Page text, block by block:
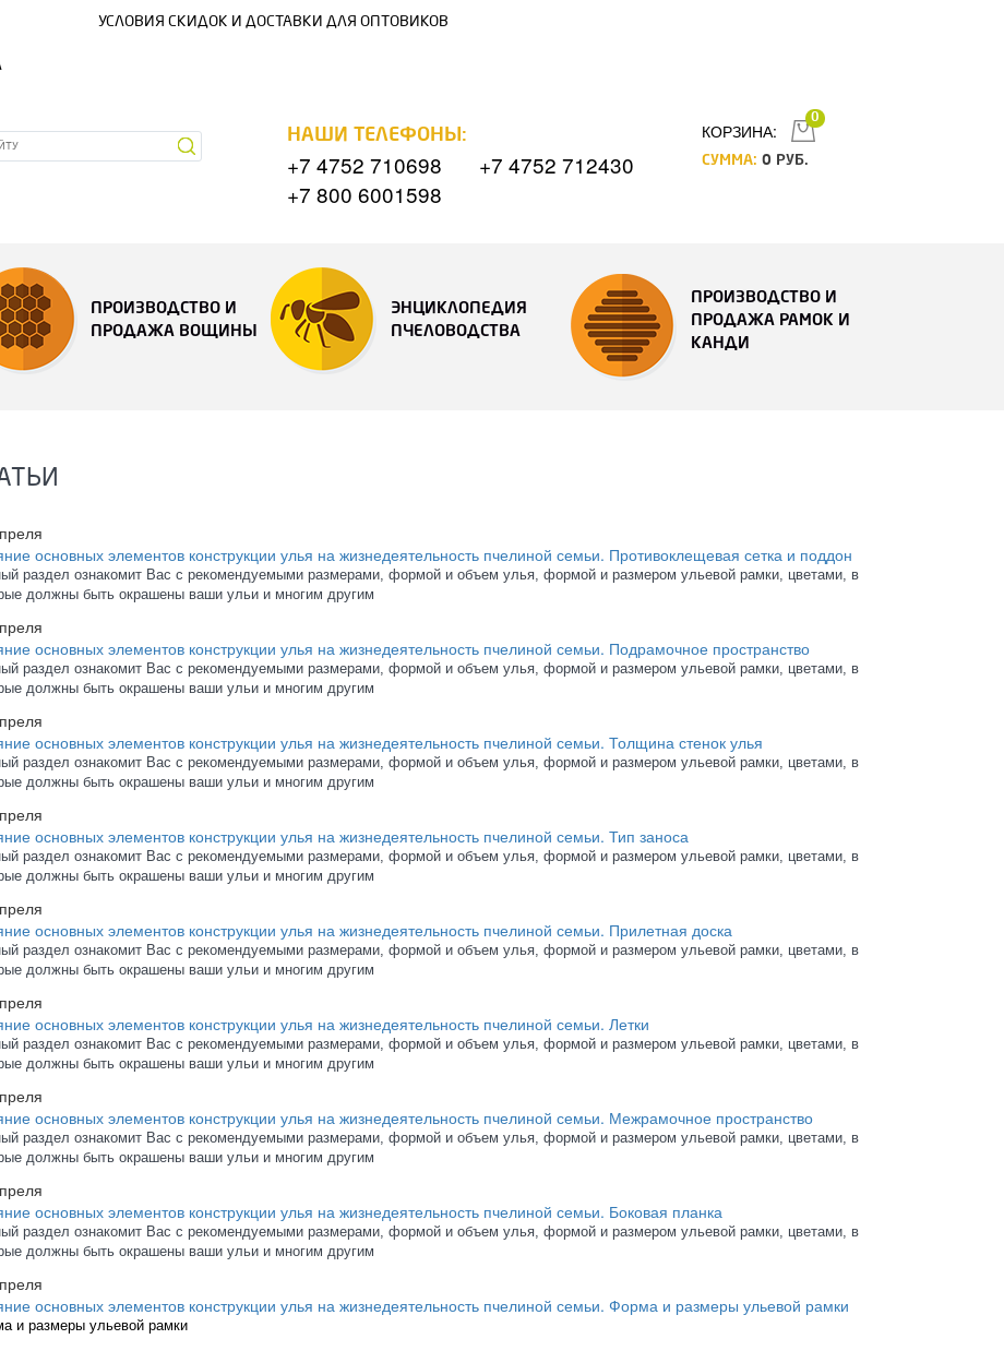
УСЛОВИЯ СКИДОК И ДОСТАВКИ ДЛЯ ОПТОВИКОВ
НАШИ ТЕЛЕФОНЫ:
+7 4752 710698
+7 4752 712430
+7 800 6001598
КОРЗИНА:
0
СУММА: 0 РУБ.
ПРОИЗВОДСТВО И
ПРОДАЖА ВОЩИНЫ
ЭНЦИКЛОПЕДИЯ
ПЧЕЛОВОДСТВА
ПРОИЗВОДСТВО И
ПРОДАЖА РАМОК И
КАНДИ
основных элементов конструкции улья на жизнедеятельность пчелиной семьи. Противоклещевая сетка и поддон
раздел ознакомит Вас с рекомендуемыми размерами, формой и объем улья, формой и размером ульевой рамки, цветами, в
должны быть окрашены ваши ульи и многим другим
основных элементов конструкции улья на жизнедеятельность пчелиной семьи. Подрамочное пространство
раздел ознакомит Вас с рекомендуемыми размерами, формой и объем улья, формой и размером ульевой рамки, цветами, в
должны быть окрашены ваши ульи и многим другим
основных элементов конструкции улья на жизнедеятельность пчелиной семьи. Толщина стенок улья
раздел ознакомит Вас с рекомендуемыми размерами, формой и объем улья, формой и размером ульевой рамки, цветами, в
должны быть окрашены ваши ульи и многим другим
основных элементов конструкции улья на жизнедеятельность пчелиной семьи. Тип заноса
раздел ознакомит Вас с рекомендуемыми размерами, формой и объем улья, формой и размером ульевой рамки, цветами, в
должны быть окрашены ваши ульи и многим другим
основных элементов конструкции улья на жизнедеятельность пчелиной семьи. Прилетная доска
раздел ознакомит Вас с рекомендуемыми размерами, формой и объем улья, формой и размером ульевой рамки, цветами, в
должны быть окрашены ваши ульи и многим другим
основных элементов конструкции улья на жизнедеятельность пчелиной семьи. Летки
раздел ознакомит Вас с рекомендуемыми размерами, формой и объем улья, формой и размером ульевой рамки, цветами, в
должны быть окрашены ваши ульи и многим другим
основных элементов конструкции улья на жизнедеятельность пчелиной семьи. Межрамочное пространство
раздел ознакомит Вас с рекомендуемыми размерами, формой и объем улья, формой и размером ульевой рамки, цветами, в
должны быть окрашены ваши ульи и многим другим
основных элементов конструкции улья на жизнедеятельность пчелиной семьи. Боковая планка
раздел ознакомит Вас с рекомендуемыми размерами, формой и объем улья, формой и размером ульевой рамки, цветами, в
должны быть окрашены ваши ульи и многим другим
основных элементов конструкции улья на жизнедеятельность пчелиной семьи. Форма и размеры ульевой рамки
и размеры ульевой рамки